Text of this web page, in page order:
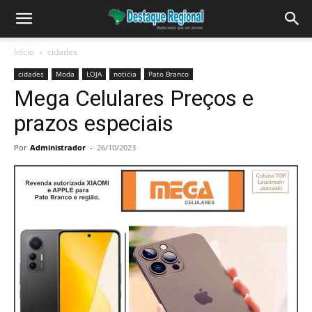
Início cidades
cidades Moda LOJA noticia Pato Branco
Mega Celulares Preços e
prazos especiais
Por Administrador - 26/10/2023